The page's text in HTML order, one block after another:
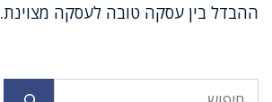
ההבדל בין עסקה טובה לעסקה מצוינת.